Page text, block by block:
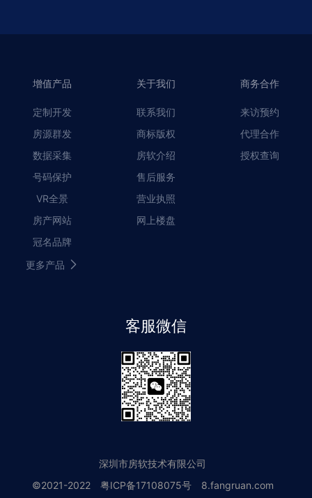
增值产品
定制开发
房源群发
数据采集
号码保护
VR全景
房产网站
冠名品牌
更多产品
关于我们
联系我们
商标版权
房软介绍
售后服务
营业执照
网上楼盘
商务合作
来访预约
代理合作
授权查询
客服微信
深圳市房软技术有限公司
©2021-2022
粤ICP备17108075号 8.fangruan.com